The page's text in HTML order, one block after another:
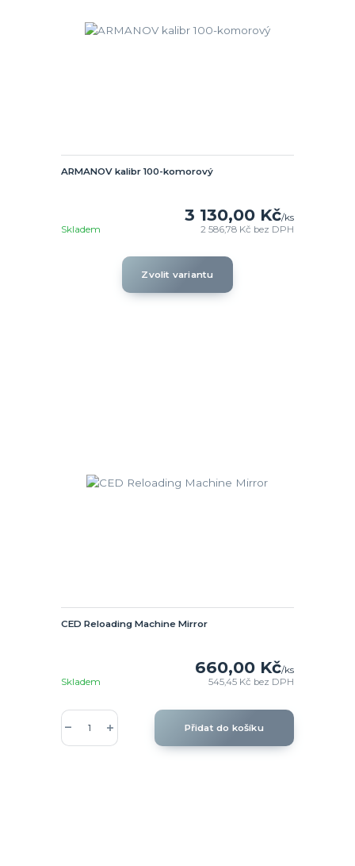
ARMANOV kalibr 100-komorový
3 130,00 Kč/ks
2 586,78 Kč bez DPH
Skladem
Zvolit variantu
CED Reloading Machine Mirror
660,00 Kč/ks
545,45 Kč bez DPH
Skladem
Přidat do košíku